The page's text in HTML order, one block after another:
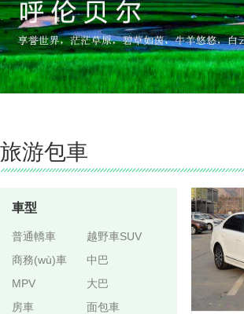
旅游包車
車型
普通轎車
越野車SUV
商務(wù)車
MPV
中巴
大巴
房車
面包車